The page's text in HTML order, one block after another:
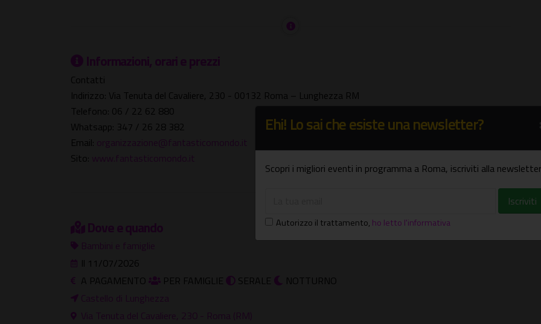
Informazioni, orari e prezzi
Contatti
Indirizzo: Via Tenuta del Cavaliere, 230 - 00132 Roma – Lunghezza RM
Telefono: 06 / 22 62 880
Whatsapp: 347 / 26 28 382
Email: organizzazione@fantasticomondo.it
Sito: www.fantasticomondo.it
Dove e quando
Bambini e famiglie
Il 11/07/2026
A PAGAMENTO
PER FAMIGLIE SERALE
NOTTURNO
Castello di Lunghezza
Via Tenuta del Cavaliere, 230 - Roma (RM)
Ehi! Lo sai che esiste una newsletter?
Scopri i migliori eventi in programma a Roma, iscriviti alla
Autorizzo il trattamento, ho letto l'informativa